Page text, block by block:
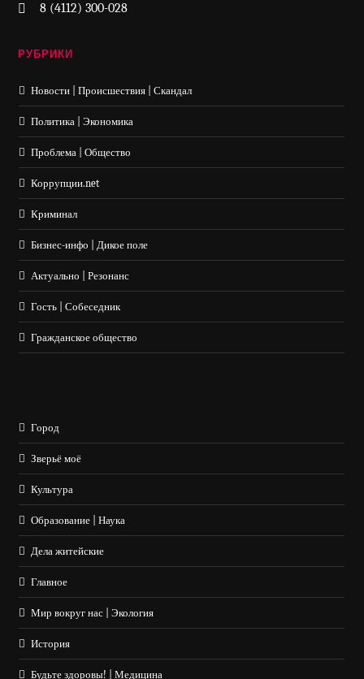
8 (4112) 300-028
РУБРИКИ
Новости | Происшествия | Скандал
Политика | Экономика
Проблема | Общество
Коррупции.net
Криминал
Бизнес-инфо | Дикое поле
Актуально | Резонанс
Гость | Собеседник
Гражданское общество
Город
Зверьё моё
Культура
Образование | Наука
Дела житейские
Главное
Мир вокруг нас | Экология
История
Будьте здоровы! | Медицина